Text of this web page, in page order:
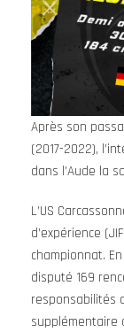
Après son
(2017-2022),
dans l’Aude la
L’US
d’expérience
championnat.
disputé 169
responsabilités
supplémentaire